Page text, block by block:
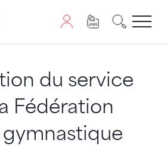
Seite wird JavaScript benötigt.
du service
Fédération
gymnastique